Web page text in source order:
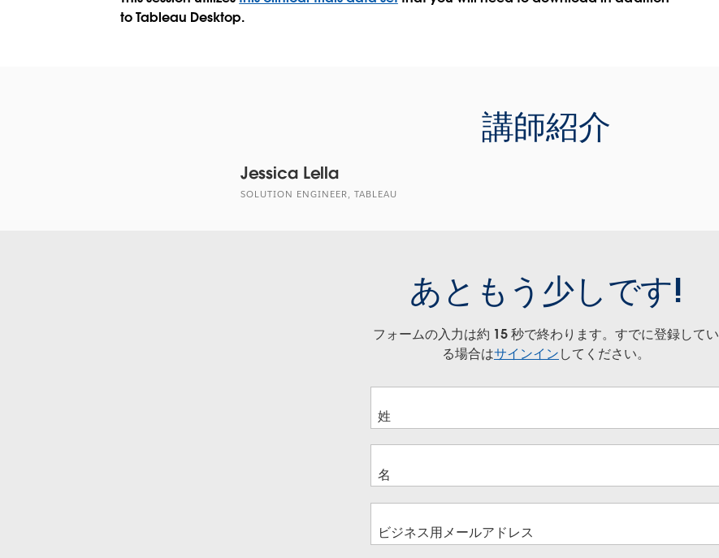
to Tableau Desktop.
講師紹介
Jessica Lella
SOLUTION ENGINEER, TABLEAU
あともう少しです!
フォームの入力は約 15 秒で終わります。すでに登録してい
る場合はサインインしてください。